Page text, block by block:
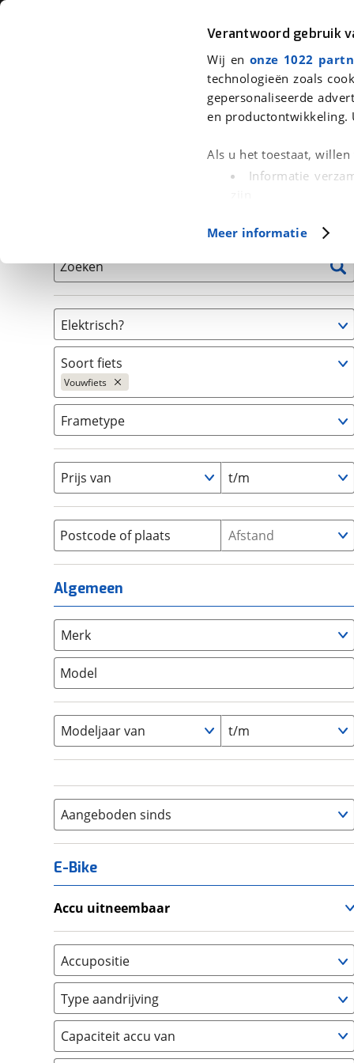
Verantwoord gebruik
Wij en onze 1022
technologieën zoals
gepersonaliseerde
en productontwikkeling.
Als u het toestaat, willen
Informatie
(fingerprinting)
in. U
Cookieverklaring.
Met cookies en
Functionele cookies
om de site continu te
weten? Bekijk onze
en beperkte
voorkeurenpagina.
Meer informatie
Auto Fiets Motor
Vouwfiets
We hebben 0 fietsen voor je
Zoeken
Elektrisch?
Niet elektrisch (0)
Ja, E-bike
Ja, High-speed (0)
Soort fiets
Vouwfiets
BMX / Freestyle fiets (0)
Cruiserfiets
Jeugdfiets (0)
Kinderfiets (0)
Ligfiets (0)
Mountainbike
Overig (0)
Racefiets
Stadsfiets (0)
Tandem
Vouwfiets (0)
Frametype
Dames (0)
Dames monotube
Heren (0)
Jongens
Lage instap (0)
Meisjes
Prijs van t/m
Postcode of plaats Afstand
Algemeen
Merk
Model
Modeljaar van t/m
Aangeboden sinds
E-Bike
Accu uitneembaar
Nee, vast (0)
Accupositie
Bagagedrager (0)
Frame (0 )
Vloer (0
Achterbank (0)
Type aandrijving
Achterwiel (0)
Trapas
Capaciteit accu van